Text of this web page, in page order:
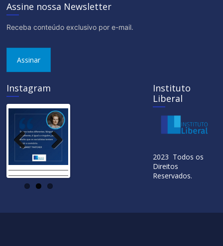
Assine nossa Newsletter
Receba conteúdo exclusivo por e-mail.
Assinar
Instagram
ous
Instituto
Liberal
2023 Todos os
Direitos
Reservados.